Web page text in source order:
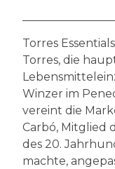
Torres
Torres, die
Winzer im
vereint die
Carbó, Mitglied
des 20.
machte,